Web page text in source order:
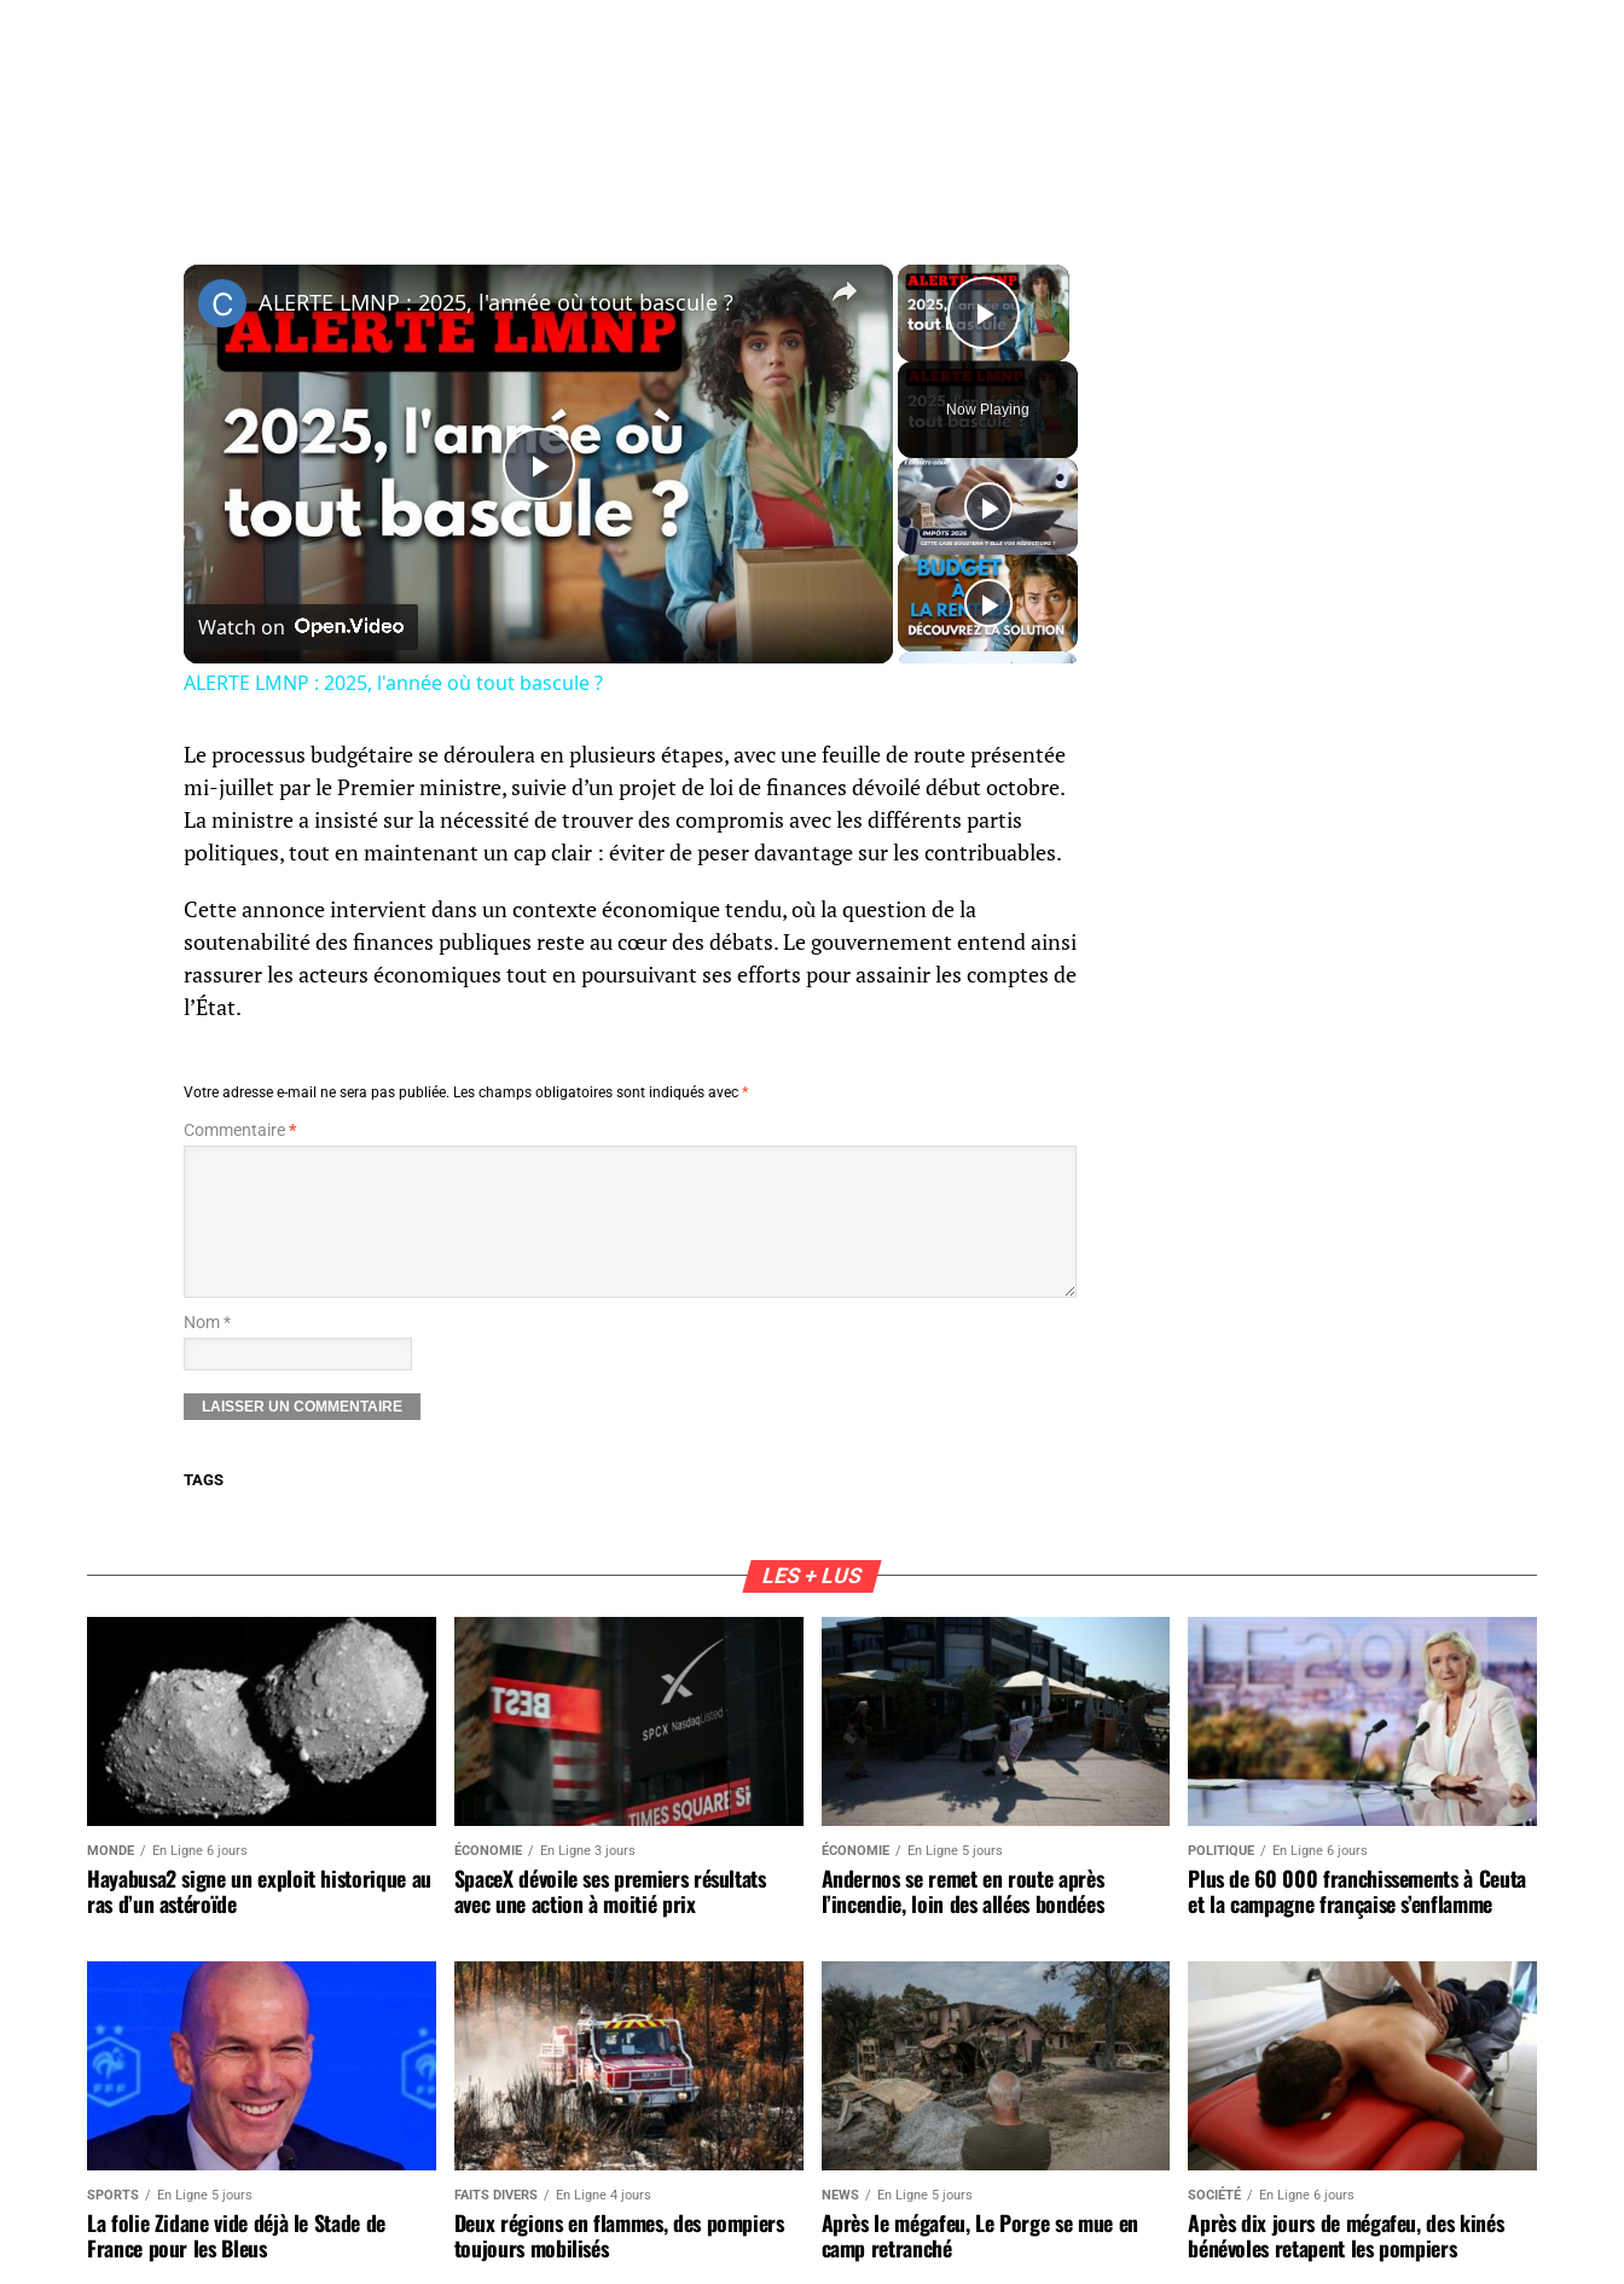
×
Play Video
Now Playing
×
Play
Video
ALERTE LMNP : 2025, l'année où tout bascule ?
Watch on
ALERTE LMNP : 2025, l'année où tout bascule ?
Le processus budgétaire se déroulera en plusieurs étapes, avec une feuille de route présentée
mi-juillet par le Premier ministre, suivie d’un projet de loi de finances dévoilé début octobre.
La ministre a insisté sur la nécessité de trouver des compromis avec les différents partis
politiques, tout en maintenant un cap clair : éviter de peser davantage sur les contribuables.
Cette annonce intervient dans un contexte économique tendu, où la question de la
soutenabilité des finances publiques reste au cœur des débats. Le gouvernement entend ainsi
rassurer les acteurs économiques tout en poursuivant ses efforts pour assainir les comptes de
l’État.
Votre adresse e-mail ne sera pas publiée. Les champs obligatoires sont indiqués avec *
Commentaire*
Nom *
TAGS
LES + LUS
MONDE En Ligne 6 jours
Hayabusa2 signe un exploit historique au
ras d’un astéroïde
ÉCONOMIE En Ligne 3 jours
SpaceX dévoile ses premiers résultats
avec une action à moitié prix
ÉCONOMIE En Ligne 5 jours
Andernos se remet en route après
l’incendie, loin des allées bondées
POLITIQUE En Ligne 6 jours
Plus de 60 000 franchissements à Ceuta
et la campagne française s’enflamme
SPORTS En Ligne 5 jours
La folie Zidane vide déjà le Stade de
France pour les Bleus
FAITS DIVERS En Ligne 4 jours
Deux régions en flammes, des pompiers
toujours mobilisés
NEWS En Ligne 5 jours
Après le mégafeu, Le Porge se mue en
camp retranché
SOCIÉTÉ En Ligne 6 jours
Après dix jours de mégafeu, des kinés
bénévoles retapent les pompiers